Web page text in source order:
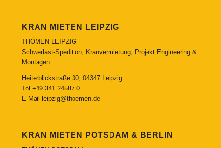
KRAN MIETEN LEIPZIG
THÖMEN LEIPZIG
Schwerlast-Spedition, Kranvermietung, Projekt Engineering &
Montagen
Heiterblickstraße 30, 04347 Leipzig
Tel +49 341 24587-0
E-Mail
leipzig@thoemen.de
KRAN MIETEN POTSDAM & BERLIN